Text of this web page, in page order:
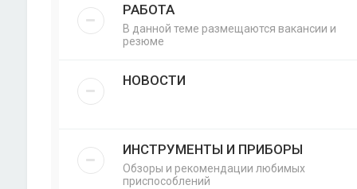
РАБОТА
В данной теме размещаются вакансии и
резюме
НОВОСТИ
ИНСТРУМЕНТЫ И ПРИБОРЫ
Обзоры и рекомендации любимых
приспособлений